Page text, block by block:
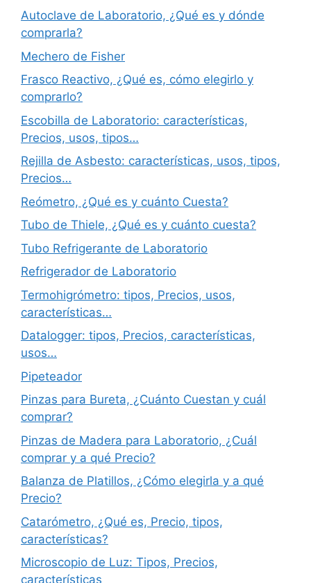
Autoclave de Laboratorio, ¿Qué es y dónde
comprarla?
Mechero de Fisher
Frasco Reactivo, ¿Qué es, cómo elegirlo y
comprarlo?
Escobilla de Laboratorio: características,
Precios, usos, tipos…
Rejilla de Asbesto: características, usos, tipos,
Precios…
Reómetro, ¿Qué es y cuánto Cuesta?
Tubo de Thiele, ¿Qué es y cuánto cuesta?
Tubo Refrigerante de Laboratorio
Refrigerador de Laboratorio
Termohigrómetro: tipos, Precios, usos,
características…
Datalogger: tipos, Precios, características,
usos…
Pipeteador
Pinzas para Bureta, ¿Cuánto Cuestan y cuál
comprar?
Pinzas de Madera para Laboratorio, ¿Cuál
comprar y a qué Precio?
Balanza de Platillos, ¿Cómo elegirla y a qué
Precio?
Catarómetro, ¿Qué es, Precio, tipos,
características?
Microscopio de Luz: Tipos, Precios,
características